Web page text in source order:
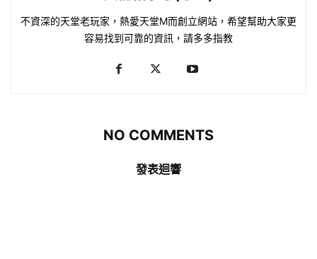
不資深的天堂老玩家，熱愛天堂M而創立網站，希望幫助大家更
容易找到可靠的資訊，請多多指教
NO COMMENTS
發表迴響